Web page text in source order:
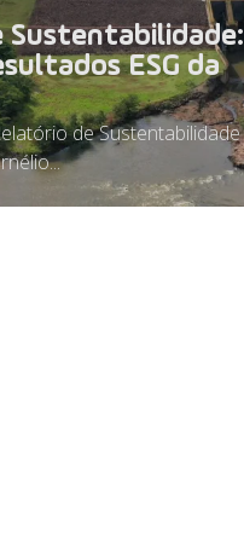
Sustentabilidade:
ESG da
de Sustentabilidade